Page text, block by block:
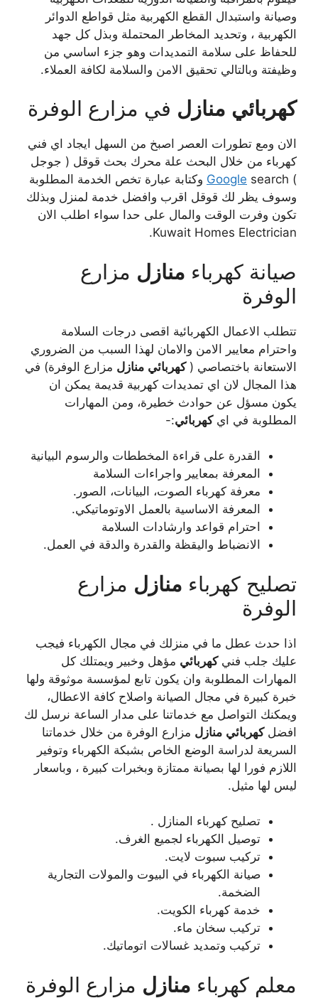
وصيانة واستبدال القطع الكهربية مثل قواطع الدوائر
الكهربية ، وتحديد المخاطر المحتملة وبذل كل جهد
للحفاظ على سلامة التمديدات وهو جزء اساسي من
وظيفتة وبالتالي تحقيق الامن والسلامة لكافة العملاء.
كهربائي منازل في مزارع الوفرة
الان ومع تطورات العصر اصبخ من السهل ايجاد اي فني
كهرباء من خلال البحث علة محرك بحث قوقل ( جوجل
)
Google search وكتابة عبارة تخص الخدمة المطلوبة
وسوف يظر لك قوقل اقرب وافضل خدمة لمنزل وبذلك
تكون وفرت الوقت والمال على حدا سواء اطلب الان
Kuwait Homes Electrician.
صيانة كهرباء منازل مزارع
الوفرة
تتطلب الاعمال الكهربائية اقصى درجات السلامة
واحترام معايير الامن والامان لهذا السبب من الضروري
الاستعانة باختصاصي (كهربائي منازل مزارع الوفرة) في
هذا المجال لان اي تمديدات كهربية قديمة يمكن ان
يكون مسؤل عن حوادث خطيرة، ومن المهارات
المطلوبة في ايكهربائي:-
القدرة على قراءة المخططات والرسوم البيانية
المعرفة بمعايير واجراءات السلامة
معرفة كهرباء الصوت، البيانات، الصور.
المعرفة الاساسية بالعمل الاوتوماتيكي.
احترام قواعد وارشادات السلامة
الانضباط واليقظة والقدرة والدقة في العمل.
تصليح كهرباء منازل مزارع
الوفرة
اذا حدث عطل ما في منزلك في مجال الكهرباء فيجب
عليك جلب فنيكهربائي مؤهل وخبير ويمتلك كل
المهارات المطلوبة وان يكون تابع لمؤسسة موثوقة ولها
خبرة كبيرة في مجال الصيانة واصلاح كافة الاعطال،
ويمكنك التواصل مع خدماتنا على مدار الساعة نرسل لك
افضلكهربائي منازل مزارع الوفرة من خلال خدماتنا
السريعة لدراسة الوضع الخاص بشبكة الكهرباء وتوفير
اللازم فورا لها بصيانة ممتازة وبخبرات كبيرة ، وباسعار
ليس لها مثيل.
تصليح كهرباء المنازل .
توصيل الكهرباء لجميع الغرف.
تركيب سبوت لايت.
صيانة الكهرباء في البيوت والمولات التجارية
الضخمة.
خدمة كهرباء الكويت.
تركيب سخان ماء.
تركيب وتمديد غسالات اتوماتيك.
معلم كهرباء منازل مزارع الوفرة